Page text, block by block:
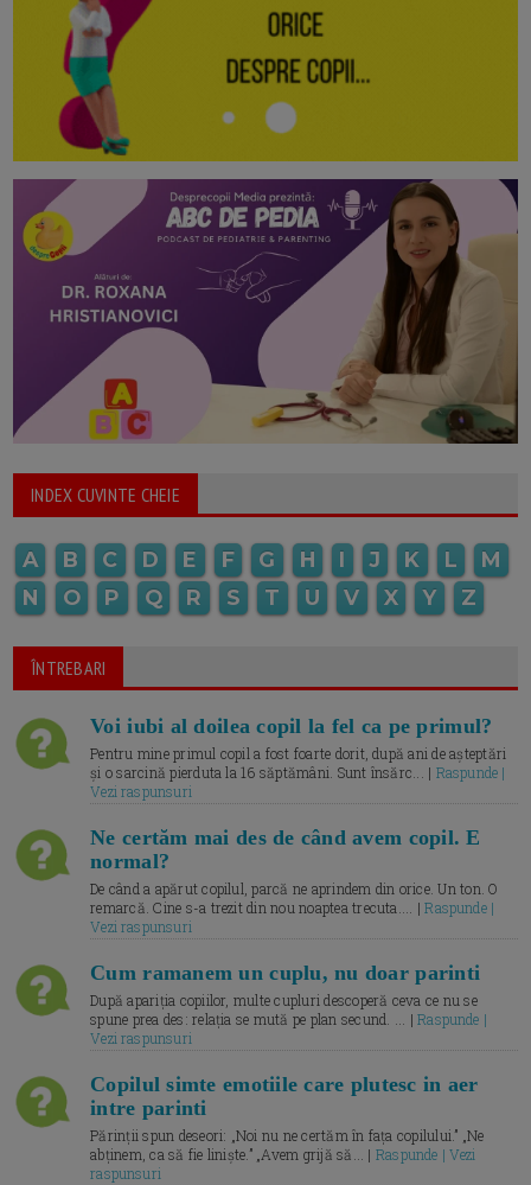
INDEX CUVINTE CHEIE
A B C D E F G H I J K L
M
N
O P Q R S T U V X Y Z
ÎNTREBARI
Voi iubi al doilea copil la fel ca pe primul?
Pentru mine primul copil a fost foarte dorit, după ani de așteptări
și o sarcină pierduta la 16 săptămâni. Sunt însărc... | Raspunde |
Vezi raspunsuri
Ne certăm mai des de când avem copil. E
normal?
De când a apărut copilul, parcă ne aprindem din orice. Un ton. O
remarcă. Cine s-a trezit din nou noaptea trecuta.... |Raspunde |
Vezi raspunsuri
Cum ramanem un cuplu, nu doar parinti
După apariția copiilor, multe cupluri descoperă ceva ce nu se
spune prea des: relația se mută pe plan secund. ... |Raspunde |
Vezi raspunsuri
Copilul simte emotiile care plutesc in aer
intre parinti
Părinții spun deseori: „Noi nu ne certăm în fața copilului.” „Ne
abținem, ca să fie liniște.” „Avem grijă să... | Raspunde | Vezi
raspunsuri